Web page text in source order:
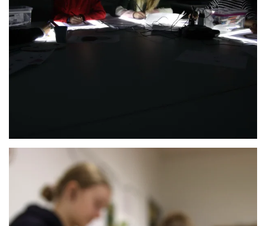
Anschauen....